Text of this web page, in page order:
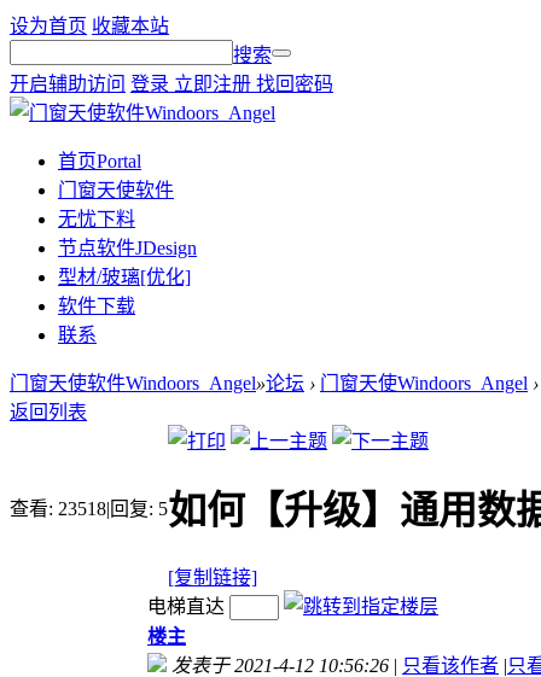
设为首页 收藏本站
搜索
开启辅助访问 登录 立即注册 找回密码
首页Portal
门窗天使软件
无忧下料
节点软件JDesign
型材/玻璃[优化]
软件下载
联系
门窗天使软件Windoors_Angel»论坛 › 门窗天使Windoors_Angel ›
返回列表
查看: 23518|回复: 5如何【升级】通用数
[复制链接]
电梯直达
楼主
发表于 2021-4-12 10:56:26 | 只看该作者 |只